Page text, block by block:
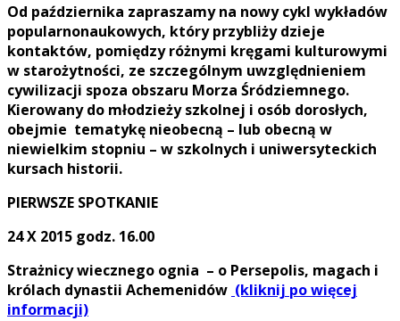
Od października zapraszamy na nowy cykl wykładów
popularnonaukowych, który przybliży dzieje
kontaktów, pomiędzy różnymi kręgami kulturowymi
w starożytności, ze szczególnym uwzględnieniem
cywilizacji spoza obszaru Morza Śródziemnego.
Kierowany do młodzieży szkolnej i osób dorosłych,
obejmie tematykę nieobecną – lub obecną w
niewielkim stopniu – w szkolnych i uniwersyteckich
kursach historii.
PIERWSZE SPOTKANIE
24 X 2015 godz. 16.00
Strażnicy wiecznego ognia – o Persepolis, magach i
królach dynastii Achemenidów (kliknij po więcej
informacji)